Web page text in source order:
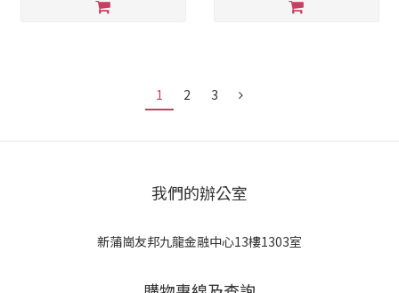
1 2 3
我們的辦公室
新蒲崗友邦九龍金融中心13樓1303室